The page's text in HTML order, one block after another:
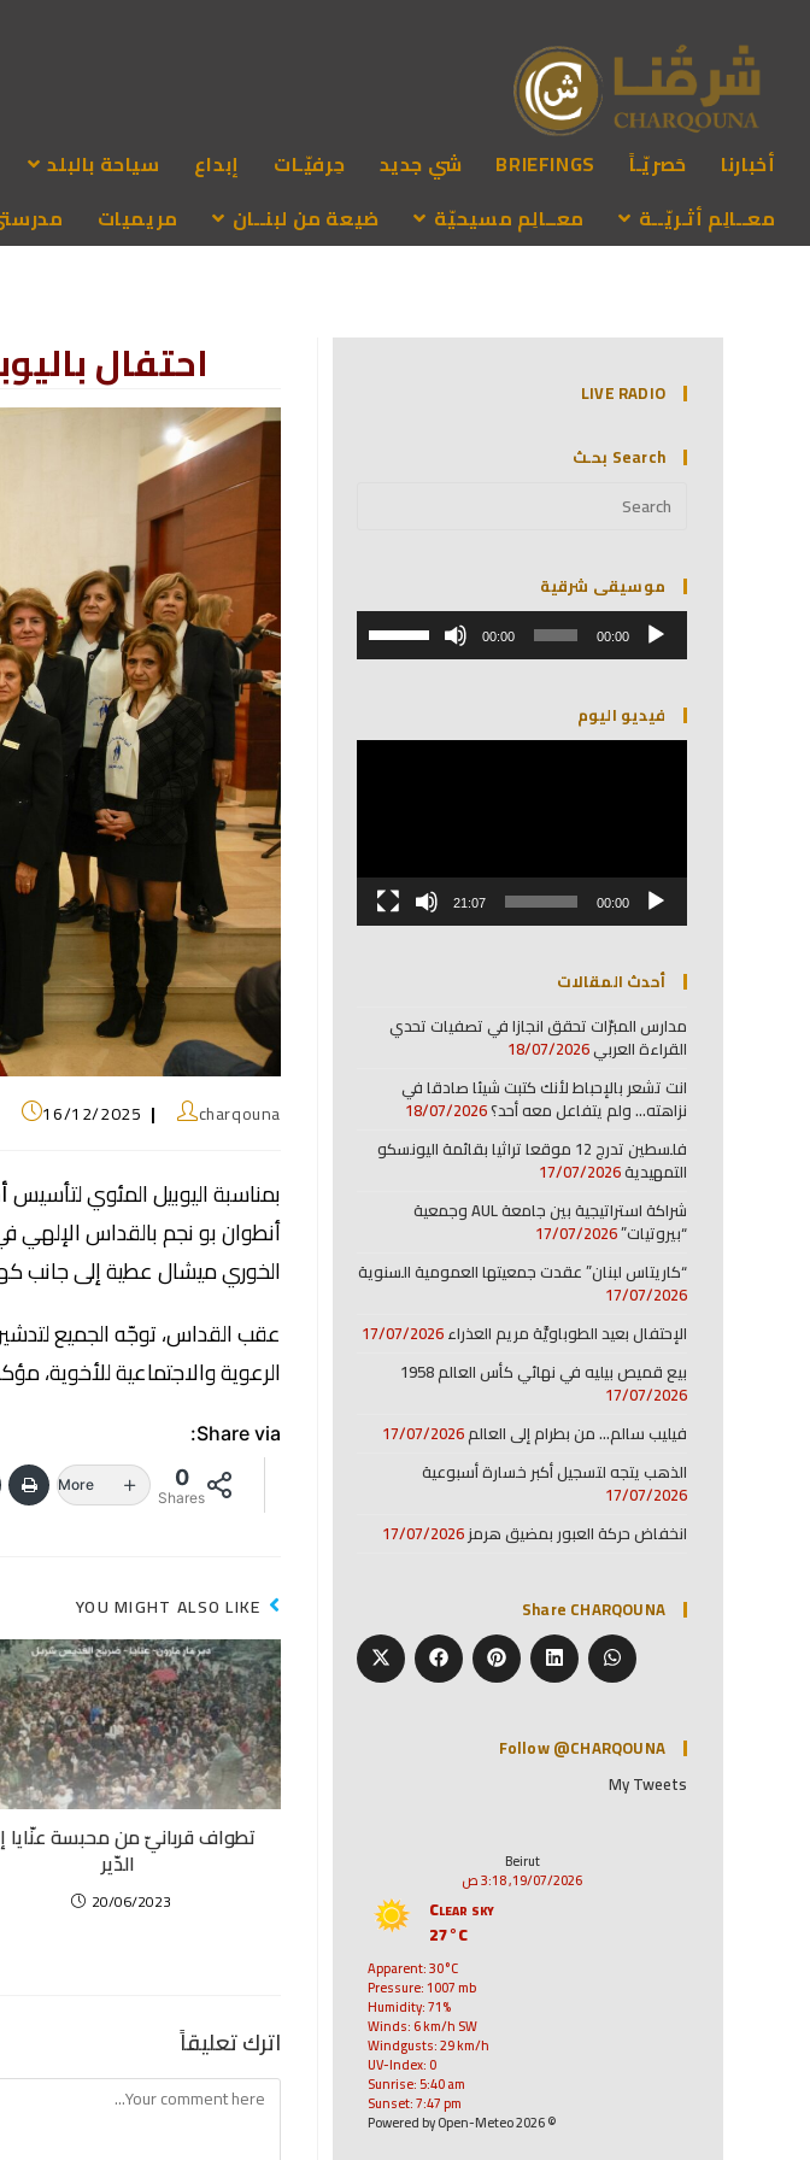
أخبارنا حَصريّـاً BRIEFINGS شي جديد حِرفيّـات إبداع سياحة بالبلد
معــالِم أثـريّــة
معــالِم مسيحيّة ضيعة من لبنــان مريميات
احتفال
charqouna
16/12/2025
بمناسبة اليوبيل المئوي لتأسيس
أنطوان بو نجم بالقداس الإلهي
الخوري ميشال عطية إلى جانب
عقب القداس، توجّه الجميع
الرعوية والاجتماعية للأخوية،
Share via:
0
Shares
More
YOU MIGHT ALSO LIKE
تطواف قربانيّ من محبسة عنّايا
الدّير
20/06/2023
اترك تعليقاً
LIVE RADIO
Search بحـث
موسيقى شرقية
مشغل
الصوت 00:00
00:00
مفاتيح
لزيادة
فيديو اليوم
مشغل
00:00
21:07
أحدث المقالات
مدارس المبرّات تحقق انجازا في تصفيات تحدي
القراءة العربي18/07/2026
انت تشعر بالإحباط لأنك كتبت شيئا صادقا في
نزاهته… ولم يتفاعل معه أحد؟18/07/2026
فلسطين تدرج 12 موقعا تراثيا بقائمة اليونسكو
التمهيدية17/07/2026
شراكة استراتيجية بين جامعة AUL وجمعية
“بيروتيات”17/07/2026
“كاريتاس لبنان” عقدت جمعيتها العمومية السنوية
17/07/2026
الإحتفال بعيد الطوباويَّة مريم العذراء17/07/2026
بيع قميص بيليه في نهائي كأس العالم 1958
17/07/2026
فيليب سالم… من بطرام إلى العالم17/07/2026
الذهب يتجه لتسجيل أكبر خسارة أسبوعية
17/07/2026
انخفاض حركة العبور بمضيق هرمز17/07/2026
Share CHARQOUNA
Follow @CHARQOUNA
My Tweets
Beirut
19/07/2026, 3:18 ص
Clear sky
27°C
Apparent: 30°C
Pressure: 1007 mb
Humidity: 71%
Winds: 6 km/h SW
Windgusts: 29 km/h
UV-Index: 0
Sunrise: 5:40 am
Sunset: 7:47 pm
© 2026 Powered by Open-Meteo